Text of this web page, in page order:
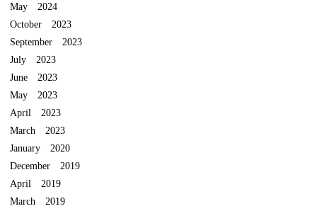
May 2024
October 2023
September 2023
July 2023
June 2023
May 2023
April 2023
March 2023
January 2020
December 2019
April 2019
March 2019